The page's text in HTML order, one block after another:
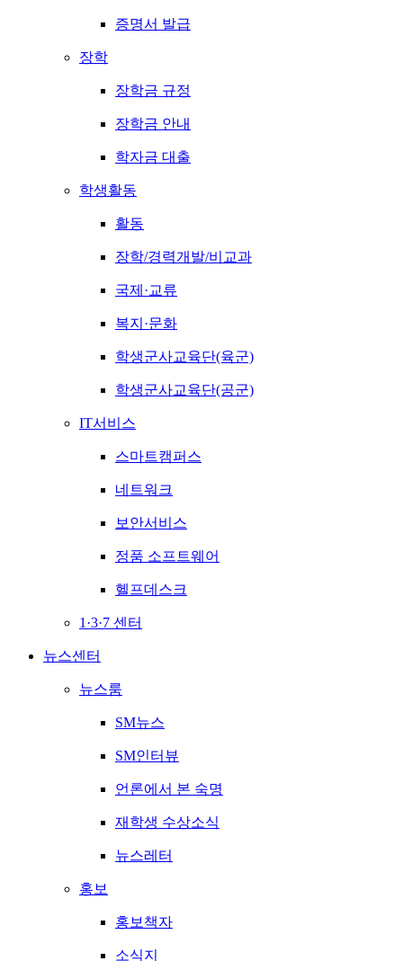
증명서 발급
장학
장학금 규정
장학금 안내
학자금 대출
학생활동
활동
장학/경력개발/비교과
국제·교류
복지·문화
학생군사교육단(육군)
학생군사교육단(공군)
IT서비스
스마트캠퍼스
네트워크
보안서비스
정품 소프트웨어
헬프데스크
1·3·7 센터
뉴스센터
뉴스룸
SM뉴스
SM인터뷰
언론에서 본 숙명
재학생 수상소식
뉴스레터
홍보
홍보책자
소식지